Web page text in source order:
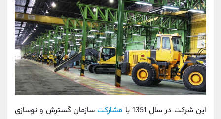
این شرکت در سال 1351 با مشاركت سازمان گسترش و نوسازی